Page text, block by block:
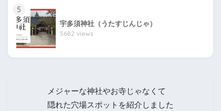
5
宇多須神社（うたすじんじゃ）
5682 views
メジャーな神社やお寺じゃなくて
隠れた穴場スポットを紹介しました